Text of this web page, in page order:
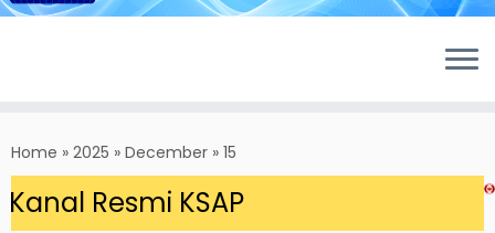
to
content
Home » 2025 » December » 15
Resmi KSAP